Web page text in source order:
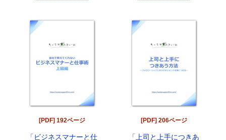
[PDF] 192ページ
「ビジネスマナーと仕
[PDF] 206ページ
「上司と上手につきあ